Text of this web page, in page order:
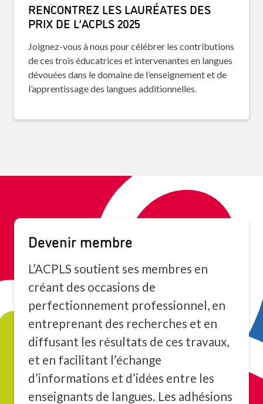
RENCONTREZ LES LAURÉATES DES
PRIX DE L’ACPLS 2025
Joignez-vous à nous pour célébrer les contributions
de ces trois éducatrices et intervenantes en langues
dévouées dans le domaine de l’enseignement et de
l’apprentissage des langues additionnelles.
Devenir membre
L’ACPLS soutient ses membres en
créant des occasions de
perfectionnement professionnel, en
entreprenant des recherches et en
diffusant les résultats de ces travaux,
et en facilitant l’échange
d’informations et d’idées entre les
enseignants de langues. Les adhésions